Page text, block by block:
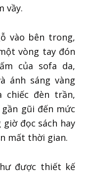
vầy.
vào bên trong,
vòng tay đón
của sofa da,
ánh sáng vàng
đèn trần,
gũi đến mức
đọc sách hay
mất thời gian.
được thiết kế